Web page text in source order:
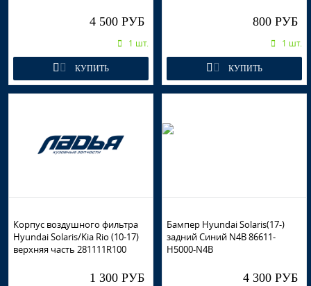
4 500 РУБ
1 шт.
КУПИТЬ
800 РУБ
1 шт.
КУПИТЬ
Корпус воздушного фильтра
Hyundai Solaris/Kia Rio (10-17)
верхняя часть 281111R100
1 300 РУБ
Бампер Hyundai Solaris(17-)
задний Синий N4B 86611-
H5000-N4B
4 300 РУБ